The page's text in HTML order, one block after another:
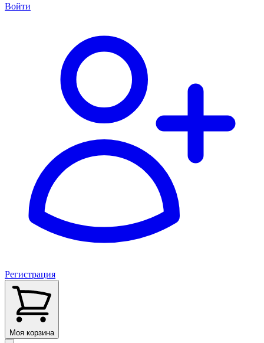
Войти
Регистрация
Моя корзина